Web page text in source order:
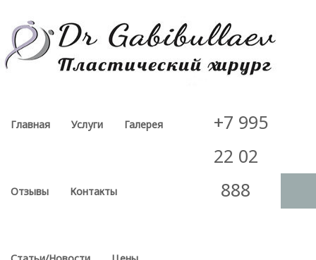
content
Главная Услуги Галерея
Отзывы Контакты
+7 995
22 02
888